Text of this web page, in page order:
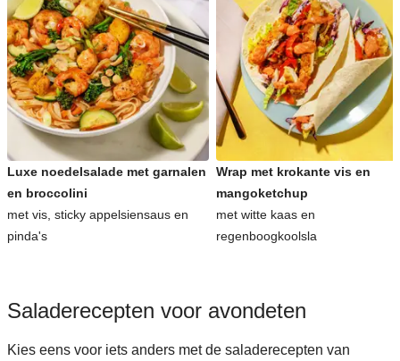
Luxe noedelsalade met garnalen
en broccolini
met vis, sticky appelsiensaus en
pinda's
Wrap met krokante vis en
mangoketchup
met witte kaas en
regenboogkoolsla
Saladerecepten voor avondeten
Kies eens voor iets anders met de saladerecepten van